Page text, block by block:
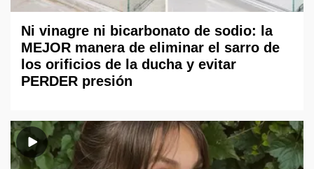
Ni vinagre ni bicarbonato de sodio: la
MEJOR manera de eliminar el sarro de
los orificios de la ducha y evitar
PERDER presión